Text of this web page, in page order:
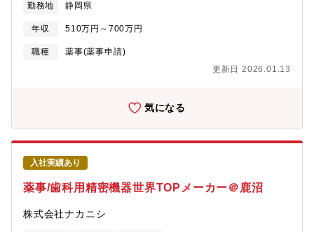
査。・外国語の添付文書の作成・改版。・規制当局・第三者認証
機関などへの対応に関する事項 。・海外医療展示会等サポー
ト。・輸出証明書、非該当証明書発行の手続き。・欧州代理人と
のコンタクト。（CEマーキングの維持管理）・欧州システム
勤務地 静岡県
年収 510万円～700万円
職種
薬事(薬事申請)
更新日 2026.01.13
気になる
入社実績あり
薬事/歯科用精密機器世界TOPメーカー＠鹿沼
株式会社ナカニシ